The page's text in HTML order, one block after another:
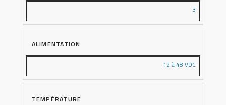
3
ALIMENTATION
12 à 48 VDC
TEMPÉRATURE